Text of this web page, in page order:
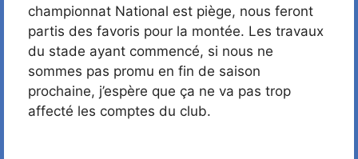
championnat National est piège, nous feront
partis des favoris pour la montée. Les travaux
du stade ayant commencé, si nous ne
sommes pas promu en fin de saison
prochaine, j’espère que ça ne va pas trop
affecté les comptes du club.